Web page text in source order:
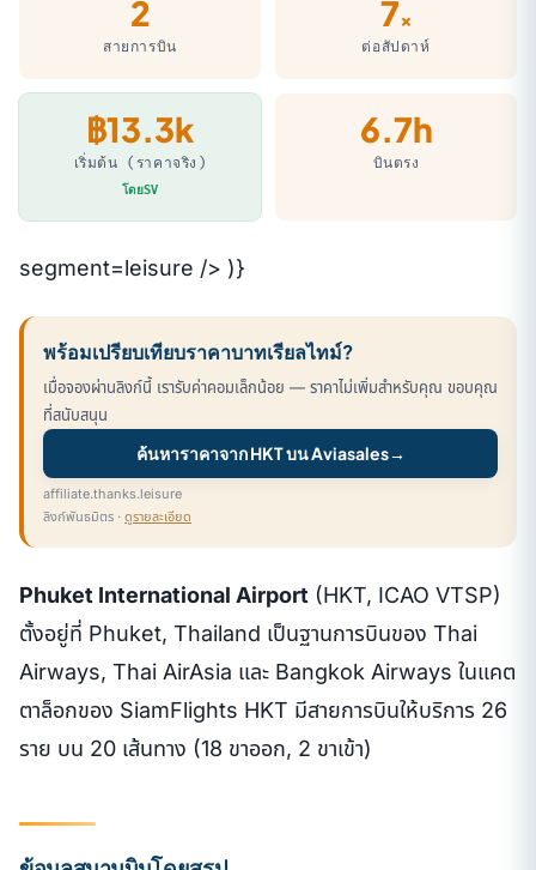
2
สายการบิน
7×
ต่อสัปดาห์
฿13.3k
เริ่มต้น (ราคาจริง)
โดยSV
6.7h
บินตรง
segment=leisure /> )}
พร้อมเปรียบเทียบราคาบาทเรียลไทม์?
เมื่อจองผ่านลิงก์นี้ เรารับค่าคอมเล็กน้อย — ราคาไม่เพิ่มสำหรับคุณ ขอบคุณ
ที่สนับสนุน
ค้นหาราคาจาก HKT บน Aviasales→
affiliate.thanks.leisure
ลิงก์พันธมิตร · ดูรายละเอียด
Phuket International Airport (HKT, ICAO VTSP)
ตั้งอยู่ที่ Phuket, Thailand เป็นฐานการบินของ Thai
Airways, Thai AirAsia และ Bangkok Airways ในแคต
ตาล็อกของ SiamFlights HKT มีสายการบินให้บริการ 26
ราย บน 20 เส้นทาง (18 ขาออก, 2 ขาเข้า)